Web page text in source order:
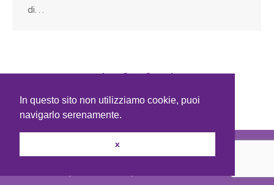
di…
1 2 3 4 →
In questo sito non utilizziamo cookie, puoi
navigarlo serenamente.
x